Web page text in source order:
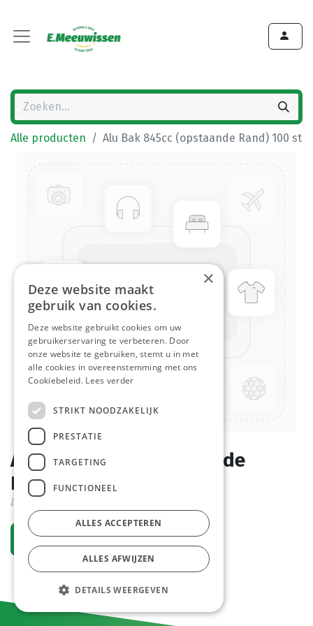
Alle producten Alu Bak 845cc (opstaande Rand) 100 st
Alu Bak 845cc (opstaande
Rand) 100 st
Actief
Vraag een account aan
×
Deze website maakt
gebruik van cookies.
Deze website gebruikt cookies om uw
gebruikerservaring te verbeteren. Door
onze website te gebruiken, stemt u in met
alle cookies in overeenstemming met ons
Cookiebeleid. Lees verder
STRIKT NOODZAKELIJK
PRESTATIE
TARGETING
FUNCTIONEEL
ALLES ACCEPTEREN
ALLES AFWIJZEN
DETAILS WEERGEVEN